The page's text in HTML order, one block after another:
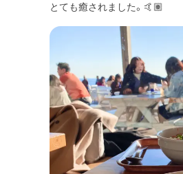
とても癒されました。🤙🏽